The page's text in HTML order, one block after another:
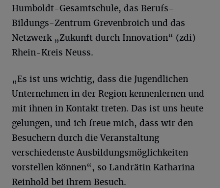
Humboldt-Gesamtschule, das Berufs-
Bildungs-Zentrum Grevenbroich und das
Netzwerk „Zukunft durch Innovation“ (zdi)
Rhein-Kreis Neuss.
„Es ist uns wichtig, dass die Jugendlichen
Unternehmen in der Region kennenlernen und
mit ihnen in Kontakt treten. Das ist uns heute
gelungen, und ich freue mich, dass wir den
Besuchern durch die Veranstaltung
verschiedenste Ausbildungsmöglichkeiten
vorstellen können“, so Landrätin Katharina
Reinhold bei ihrem Besuch.